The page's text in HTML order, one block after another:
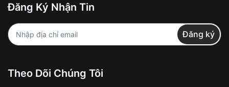
Từ khóa SEO:
Khách hàng được
thanh toán
Đăng Ký Nhận Tin
Đăng ký
Theo Dõi Chúng Tôi